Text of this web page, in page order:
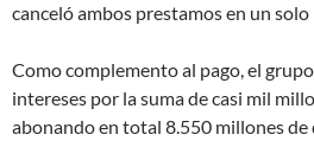
canceló ambos prestamos en un solo
Como complemento al pago, el
intereses por la suma de casi mil
abonando en total 8.550 millones de